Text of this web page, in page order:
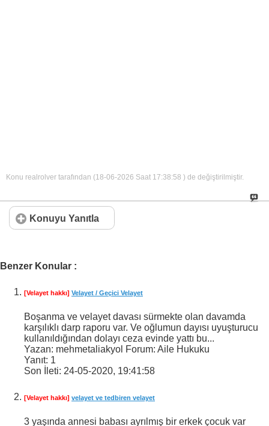
Konu realrolver tarafından (18-06-2026 Saat 17:38:58 ) de değiştirilmiştir.
Konuyu Yanıtla
Benzer Konular :
[Velayet hakkı] Velayet / Geçici Velayet
Boşanma ve velayet davası sürmekte olan davamda
karşılıklı darp raporu var. Ve oğlumun dayısı uyuşturucu
kullanıldığından dolayı ceza evinde yattı bu...
Yazan: mehmetaliakyol Forum: Aile Hukuku
Yanıt: 1
Son İleti: 24-05-2020, 19:41:58
[Velayet hakkı] velayet ve tedbiren velayet
3 yaşında annesi babası ayrılmış bir erkek çocuk var